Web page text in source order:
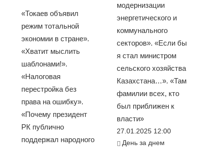
«Токаев объявил
режим тотальной
экономии в стране».
«Хватит мыслить
шаблонами!».
«Налоговая
перестройка без
права на ошибку».
«Почему президент
РК публично
поддержал народного
модернизации
энергетического и
коммунального
секторов». «Если бы
я стал министром
сельского хозяйства
Казахстана…». «Там
фамилии всех, кто
был приближен к
власти»
27.01.2025 12:00
День за днем